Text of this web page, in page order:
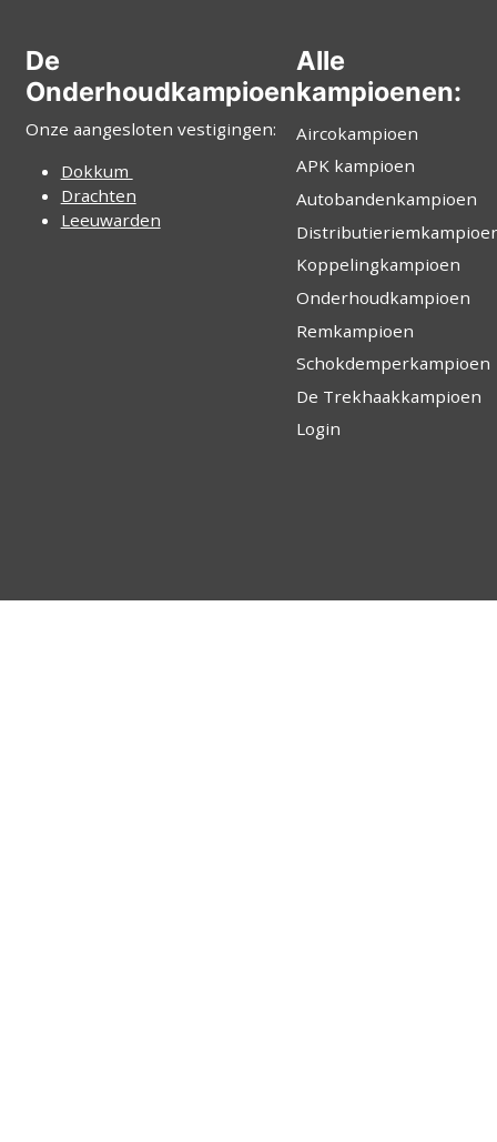
De
Onderhoudkampioen
Onze aangesloten vestigingen:
Dokkum
Drachten
Leeuwarden
Alle
kampioenen:
Aircokampioen
APK kampioen
Autobandenkampioen
Koppelingkampioen
Onderhoudkampioen
Remkampioen
Schokdemperkampioen
De Trekhaakkampioen
Login